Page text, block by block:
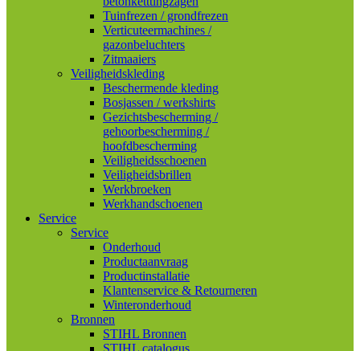
Tuinfrezen / grondfrezen
Verticuteermachines /
gazonbeluchters
Zitmaaiers
Veiligheidskleding
Beschermende kleding
Bosjassen / werkshirts
Gezichtsbescherming /
gehoorbescherming /
hoofdbescherming
Veiligheidsschoenen
Veiligheidsbrillen
Werkbroeken
Werkhandschoenen
Service
Service
Onderhoud
Productaanvraag
Productinstallatie
Klantenservice & Retourneren
Winteronderhoud
Bronnen
STIHL Bronnen
STIHL catalogus